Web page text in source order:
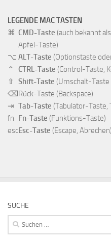
LEGENDE MAC TASTEN
⌘ CMD-Taste (auch bekannt
Apfel-Taste)
⌥ ALT-Taste (Optionstaste
⌃
CTRL-Taste (Control-Taste,
⇧
Shift-Taste (Umschalt-
⌫Rück-Taste (Backspace)
⇥ Tab-Taste (Tabulator-Taste,
fn Fn-Taste (Funktions-Taste)
escEsc-Taste (Escape, Abrechen)
SUCHE
Suchen
nach: